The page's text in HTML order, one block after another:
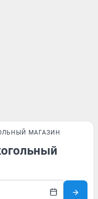
МАГАЗИН